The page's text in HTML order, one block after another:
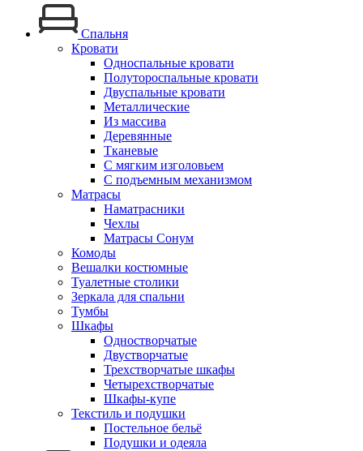
Спальня
Кровати
Односпальные кровати
Полутороспальные кровати
Двуспальные кровати
Металлические
Из массива
Деревянные
Тканевые
С мягким изголовьем
С подъемным механизмом
Матрасы
Наматрасники
Чехлы
Матрасы Сонум
Комоды
Вешалки костюмные
Туалетные столики
Зеркала для спальни
Тумбы
Шкафы
Одностворчатые
Двустворчатые
Трехстворчатые шкафы
Четырехстворчатые
Шкафы-купе
Текстиль и подушки
Постельное бельё
Подушки и одеяла